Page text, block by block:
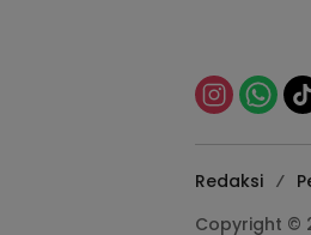
Redaksi
Copyright ©